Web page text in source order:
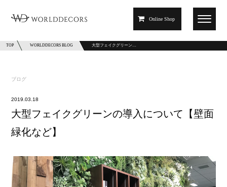
Online Shop
TOP WORLDDECORS BLOG 大型フェイクグリーン…
ブログ
2019.03.18
大型フェイクグリーンの導入について【壁面
緑化など】